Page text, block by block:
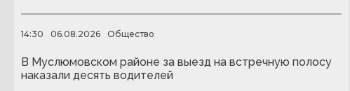
14:30 06.08.2026 Общество
В Муслюмовском районе за выезд на встречную полосу
наказали десять водителей